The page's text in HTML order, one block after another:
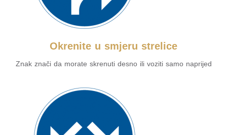
Okrenite u smjeru strelice
Znak znači da morate skrenuti desno ili voziti samo naprijed